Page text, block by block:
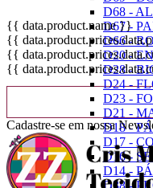
D68 -
D67 -
D66 -
D20 -
D28 -
D24 -
D23 -
D21 -
D18 -
D17 -
D16 -
D14 -
D38 -
{{ data.product.name }}
{{
{{
{{
Cadastre-se em nossa